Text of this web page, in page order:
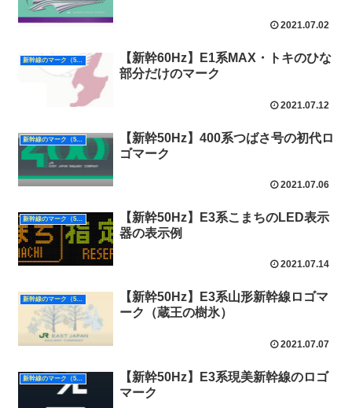
2021.07.02
新幹線のマーク（50Hz）
【新幹60Hz】E1系MAX・トキのひな
部分だけのマーク
2021.07.12
新幹線のマーク（50Hz）
【新幹50Hz】400系つばさ号の初代ロ
ゴマーク
2021.07.06
新幹線のマーク（50Hz）
【新幹50Hz】E3系こまちのLED表示
器の表示例
2021.07.14
新幹線のマーク（50Hz）
【新幹50Hz】E3系山形新幹線ロゴマ
ーク（蔵王の樹氷）
2021.07.07
新幹線のマーク（50Hz）
【新幹50Hz】E3系現美新幹線のロゴ
マーク